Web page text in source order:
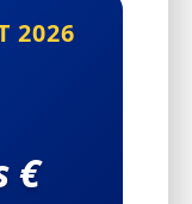
2026
€